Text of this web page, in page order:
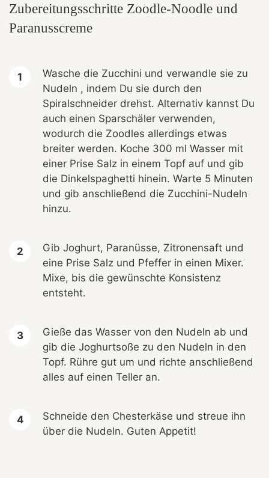
Zubereitungsschritte Zoodle-Noodle und
Paranusscreme
Wasche die Zucchini und verwandle sie zu
Nudeln , indem Du sie durch den
Spiralschneider drehst. Alternativ kannst Du
auch einen Sparschäler verwenden,
wodurch die Zoodles allerdings etwas
breiter werden. Koche 300 ml Wasser mit
einer Prise Salz in einem Topf auf und gib
die Dinkelspaghetti hinein. Warte 5 Minuten
und gib anschließend die Zucchini-Nudeln
hinzu.
Gib Joghurt, Paranüsse, Zitronensaft und
eine Prise Salz und Pfeffer in einen Mixer.
Mixe, bis die gewünschte Konsistenz
entsteht.
Gieße das Wasser von den Nudeln ab und
gib die Joghurtsoße zu den Nudeln in den
Topf. Rühre gut um und richte anschließend
alles auf einen Teller an.
Schneide den Chesterkäse und streue ihn
über die Nudeln. Guten Appetit!